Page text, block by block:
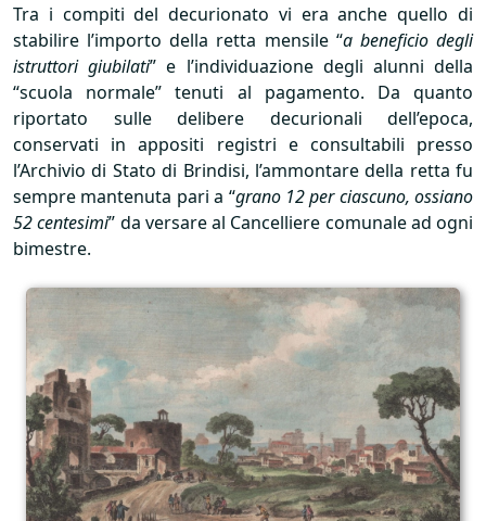
Tra i compiti del decurionato vi era anche quello di
stabilire l’importo della retta mensile “a beneficio degli
istruttori giubilati” e l’individuazione degli alunni della
“scuola normale” tenuti al pagamento. Da quanto
riportato sulle delibere decurionali dell’epoca,
conservati in appositi registri e consultabili presso
l’Archivio di Stato di Brindisi, l’ammontare della retta fu
sempre mantenuta pari a “grano 12 per ciascuno, ossiano
52 centesimi” da versare al Cancelliere comunale ad ogni
bimestre.